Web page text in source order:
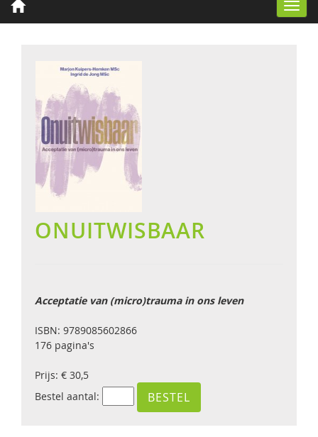
ONUITWISBAAR
Acceptatie van (micro)trauma in ons leven
ISBN: 9789085602866
176 pagina's
Prijs: € 30,5
Bestel aantal: